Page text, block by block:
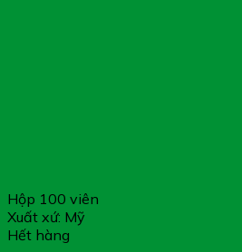
Hộp 100 viên
Xuất xứ: Mỹ
Hết hàng